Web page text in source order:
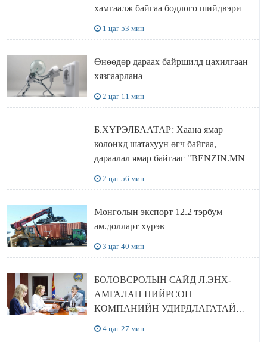
хамгаалж байгаа бодлого шийдвэрийг
1 цаг 53 мин
Өнөөдөр дараах байршилд цахилгаан
хязгаарлана
2 цаг 11 мин
Б.ХҮРЭЛБААТАР: Хаана ямар
колонкд шатахуун өгч байгаа,
дараалал ямар байгааг "BENZIN.MN”
2 цаг 56 мин
Монголын экспорт 12.2 тэрбум
ам.долларт хүрэв
3 цаг 40 мин
БОЛОВСРОЛЫН САЙД Л.ЭНХ-
АМГАЛАН ПИЙРСОН
КОМПАНИЙН УДИРДЛАГАТАЙ
4 цаг 27 мин